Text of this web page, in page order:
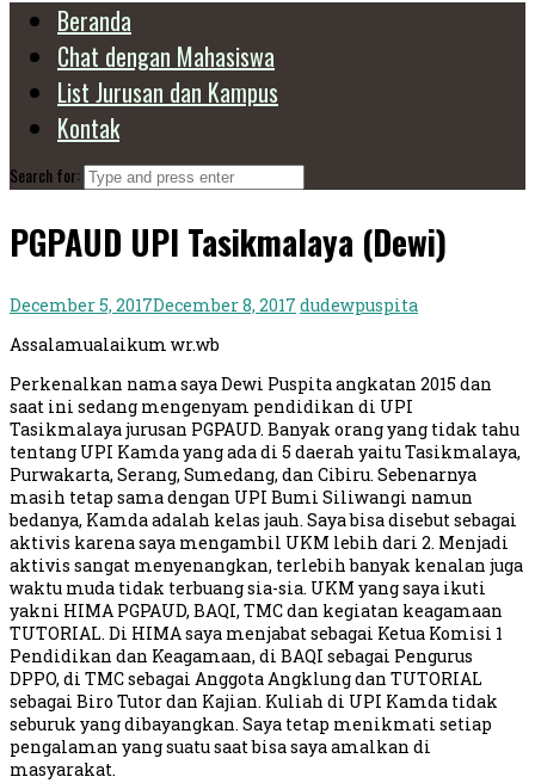
Beranda
Chat dengan Mahasiswa
List Jurusan dan Kampus
Kontak
Search for:
PGPAUD UPI Tasikmalaya (Dewi)
December 5, 2017December 8, 2017 dudewpuspita
Assalamualaikum wr.wb
Perkenalkan nama saya Dewi Puspita angkatan 2015 dan
saat ini sedang mengenyam pendidikan di UPI
Tasikmalaya jurusan PGPAUD. Banyak orang yang tidak tahu
tentang UPI Kamda yang ada di 5 daerah yaitu Tasikmalaya,
Purwakarta, Serang, Sumedang, dan Cibiru. Sebenarnya
masih tetap sama dengan UPI Bumi Siliwangi namun
bedanya, Kamda adalah kelas jauh. Saya bisa disebut sebagai
aktivis karena saya mengambil UKM lebih dari 2. Menjadi
aktivis sangat menyenangkan, terlebih banyak kenalan juga
waktu muda tidak terbuang sia-sia. UKM yang saya ikuti
yakni HIMA PGPAUD, BAQI, TMC dan kegiatan keagamaan
TUTORIAL. Di HIMA saya menjabat sebagai Ketua Komisi 1
Pendidikan dan Keagamaan, di BAQI sebagai Pengurus
DPPO, di TMC sebagai Anggota Angklung dan TUTORIAL
sebagai Biro Tutor dan Kajian. Kuliah di UPI Kamda tidak
seburuk yang dibayangkan. Saya tetap menikmati setiap
pengalaman yang suatu saat bisa saya amalkan di
masyarakat.